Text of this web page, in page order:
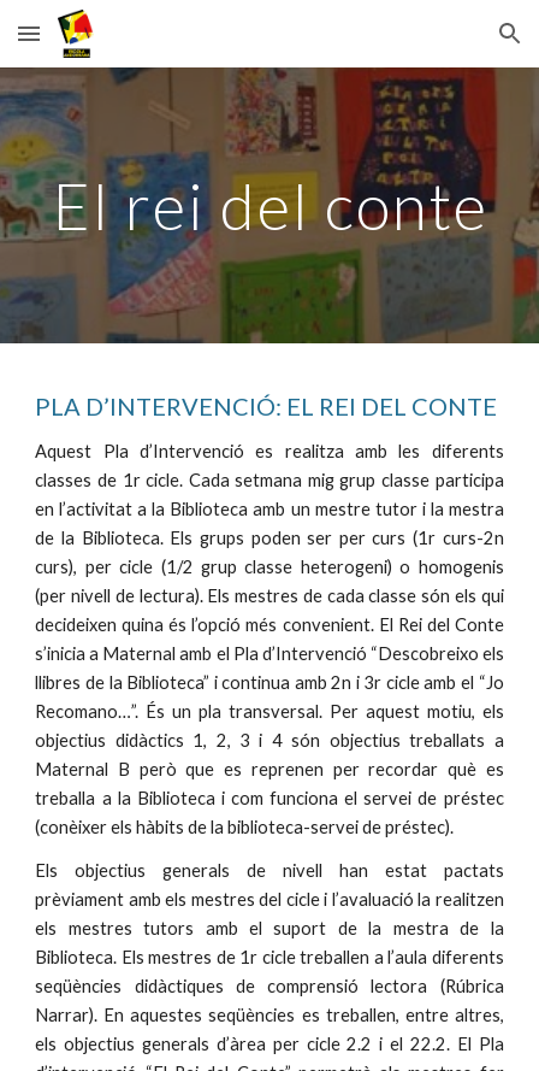
Skip to main content Skip to navigation
El rei del conte
PLA D’INTERVENCIÓ: EL REI DEL CONTE
Aquest Pla d’Intervenció es realitza amb les diferents
classes de 1r cicle. Cada setmana mig grup classe participa
en l’activitat a la Biblioteca amb un mestre tutor i la mestra
de la Biblioteca. Els grups poden ser per curs (1r curs-2n
curs), per cicle (1/2 grup classe heterogeni) o homogenis
(per nivell de lectura). Els mestres de cada classe són els qui
decideixen quina és l’opció més convenient. El Rei del Conte
s’inicia a Maternal amb el Pla d’Intervenció “Descobreixo els
llibres de la Biblioteca” i continua amb 2n i 3r cicle amb el “Jo
Recomano…”. És un pla transversal. Per aquest motiu, els
objectius didàctics 1, 2, 3 i 4 són objectius treballats a
Maternal B però que es reprenen per recordar què es
treballa a la Biblioteca i com funciona el servei de préstec
(conèixer els hàbits de la biblioteca-servei de préstec).
Els objectius generals de nivell han estat pactats
prèviament amb els mestres del cicle i l’avaluació la realitzen
els mestres tutors amb el suport de la mestra de la
Biblioteca. Els mestres de 1r cicle treballen a l’aula diferents
seqüències didàctiques de comprensió lectora (Rúbrica
Narrar). En aquestes seqüències es treballen, entre altres,
els objectius generals d’àrea per cicle 2.2 i el 22.2. El Pla